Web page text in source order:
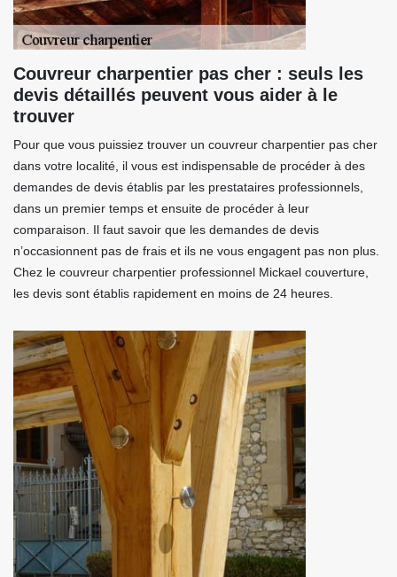
Couvreur charpentier pas cher : seuls les
devis détaillés peuvent vous aider à le
trouver
Pour que vous puissiez trouver un couvreur charpentier pas cher
dans votre localité, il vous est indispensable de procéder à des
demandes de devis établis par les prestataires professionnels,
dans un premier temps et ensuite de procéder à leur
comparaison. Il faut savoir que les demandes de devis
n’occasionnent pas de frais et ils ne vous engagent pas non plus.
Chez le couvreur charpentier professionnel Mickael couverture,
les devis sont établis rapidement en moins de 24 heures.